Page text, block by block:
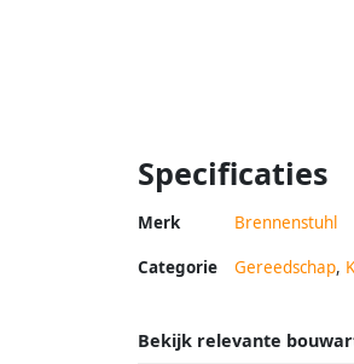
Specificaties
Merk Brennenstuhl
Categorie Gereedschap,
Bekijk relevante